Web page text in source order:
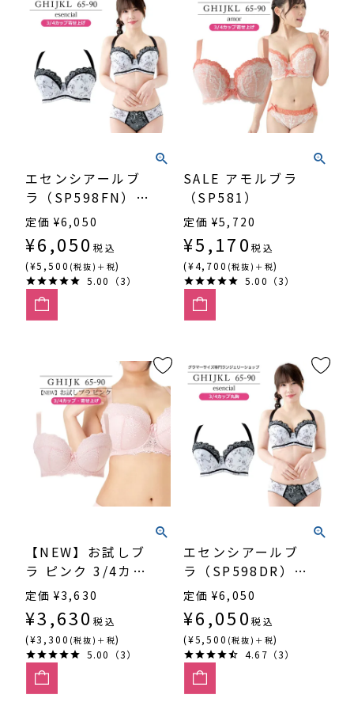
エセンシアールブ
ラ（SP598FN）
3/4カップ寄せ上
げ
定価 ¥6,050
¥6,050 税込
(¥5,500 (税抜)＋税)
5.00（3）
SALE アモルブラ
（SP581）
定価 ¥5,720
¥5,170 税込
(¥4,700 (税抜)＋税)
5.00（3）
【NEW】お試しブ
ラ ピンク 3/4カッ
プ・寄せ上げ
SP541
定価 ¥3,630
¥3,630 税込
(¥3,300 (税抜)＋税)
5.00（3）
エセンシアールブ
ラ（SP598DR）
3/4カップ丸胸
定価 ¥6,050
¥6,050 税込
(¥5,500 (税抜)＋税)
4.67（3）